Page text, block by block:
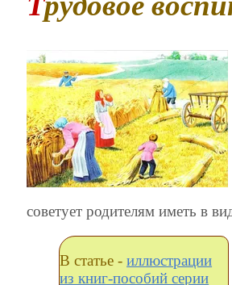
советует родителям иметь в
В статье -иллюстрации
из книг-пособий серии